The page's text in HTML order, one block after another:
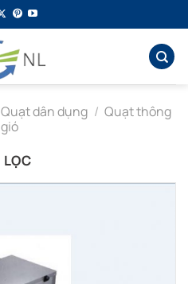
Quạt dân dụng / Quạt thông
gió
LỌC